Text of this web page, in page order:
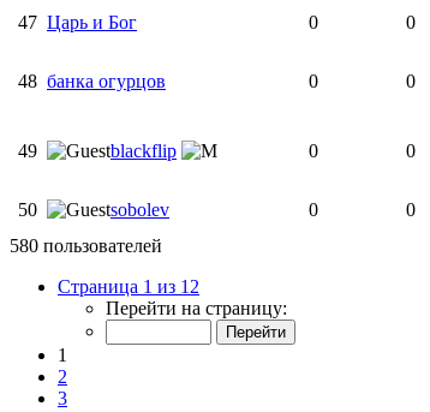
47 Царь и Бог 0 0
48 банка огурцов 0 0
49 blackflip 0 0
50 sobolev 0 0
580 пользователей
Страница 1 из 12
Перейти на страницу:
1
2
3